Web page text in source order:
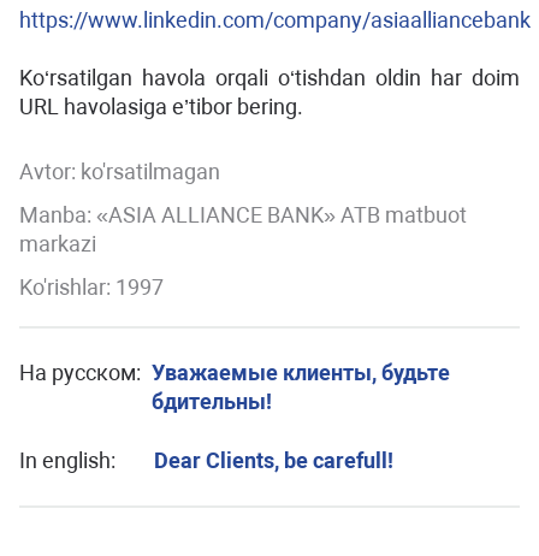
https://www.linkedin.com/company/asiaalliancebank
Ko‘rsatilgan havola orqali o‘tishdan oldin har doim
URL havolasiga e’tibor bering.
Avtor: ko'rsatilmagan
Manba: «ASIA ALLIANCE BANK» ATB matbuot
markazi
Ko'rishlar: 1997
На русском: Уважаемые клиенты, будьте
бдительны!
In english: Dear Clients, be carefull!